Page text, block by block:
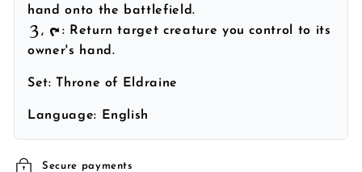
hand onto the battlefield.
,
: Return target creature you control to its
owner's hand.
Set: Throne of Eldraine
Language: English
Secure payments